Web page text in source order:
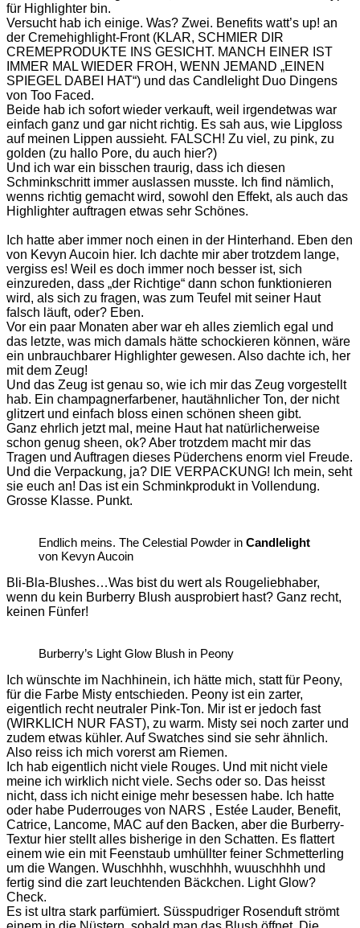
für Highlighter bin.
Versucht hab ich einige. Was? Zwei. Benefits watt’s up! an
der Cremehighlight-Front (KLAR, SCHMIER DIR
CREMEPRODUKTE INS GESICHT. MANCH EINER IST
IMMER MAL WIEDER FROH, WENN JEMAND „EINEN
SPIEGEL DABEI HAT“) und das Candlelight Duo Dingens
von Too Faced.
Beide hab ich sofort wieder verkauft, weil irgendetwas war
einfach ganz und gar nicht richtig. Es sah aus, wie Lipgloss
auf meinen Lippen aussieht. FALSCH! Zu viel, zu pink, zu
golden (zu hallo Pore, du auch hier?)
Und ich war ein bisschen traurig, dass ich diesen
Schminkschritt immer auslassen musste. Ich find nämlich,
wenns richtig gemacht wird, sowohl den Effekt, als auch das
Highlighter auftragen etwas sehr Schönes.
Ich hatte aber immer noch einen in der Hinterhand. Eben den
von Kevyn Aucoin hier. Ich dachte mir aber trotzdem lange,
vergiss es! Weil es doch immer noch besser ist, sich
einzureden, dass „der Richtige“ dann schon funktionieren
wird, als sich zu fragen, was zum Teufel mit seiner Haut
falsch läuft, oder? Eben.
Vor ein paar Monaten aber war eh alles ziemlich egal und
das letzte, was mich damals hätte schockieren können, wäre
ein unbrauchbarer Highlighter gewesen. Also dachte ich, her
mit dem Zeug!
Und das Zeug ist genau so, wie ich mir das Zeug vorgestellt
hab. Ein champagnerfarbener, hautähnlicher Ton, der nicht
glitzert und einfach bloss einen schönen sheen gibt.
Ganz ehrlich jetzt mal, meine Haut hat natürlicherweise
schon genug sheen, ok? Aber trotzdem macht mir das
Tragen und Auftragen dieses Püderchens enorm viel Freude.
Und die Verpackung, ja? DIE VERPACKUNG! Ich mein, seht
sie euch an! Das ist ein Schminkprodukt in Vollendung.
Grosse Klasse. Punkt.
Endlich meins. The Celestial Powder in Candlelight
von Kevyn Aucoin
Bli-Bla-Blushes…Was bist du wert als Rougeliebhaber,
wenn du kein Burberry Blush ausprobiert hast? Ganz recht,
keinen Fünfer!
Burberry’s Light Glow Blush in Peony
Ich wünschte im Nachhinein, ich hätte mich, statt für Peony,
für die Farbe Misty entschieden. Peony ist ein zarter,
eigentlich recht neutraler Pink-Ton. Mir ist er jedoch fast
(WIRKLICH NUR FAST), zu warm. Misty sei noch zarter und
zudem etwas kühler. Auf Swatches sind sie sehr ähnlich.
Also reiss ich mich vorerst am Riemen.
Ich hab eigentlich nicht viele Rouges. Und mit nicht viele
meine ich wirklich nicht viele. Sechs oder so. Das heisst
nicht, dass ich nicht einige mehr besessen habe. Ich hatte
oder habe Puderrouges von NARS , Estée Lauder, Benefit,
Catrice, Lancome, MAC auf den Backen, aber die Burberry-
Textur hier stellt alles bisherige in den Schatten. Es flattert
einem wie ein mit Feenstaub umhüllter feiner Schmetterling
um die Wangen. Wuschhhh, wuschhhh, wuuschhhh und
fertig sind die zart leuchtenden Bäckchen. Light Glow?
Check.
Es ist ultra stark parfümiert. Süsspudriger Rosenduft strömt